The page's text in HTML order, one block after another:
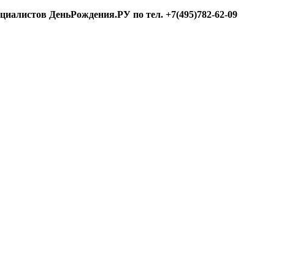
ДеньРождения.РУ по тел. +7(495)782-62-09